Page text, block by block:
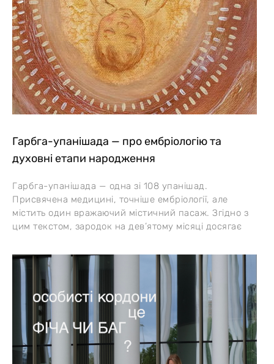
Гарбга-упанішада — про ембріологію та
духовні етапи народження
Гарбга-упанішада — одна зі 108 упанішад.
Присвячена медицині, точніше ембріології, але
містить один вражаючий містичний пасаж. Згідно з
цим текстом, зародок на дев’ятому місяці досягає